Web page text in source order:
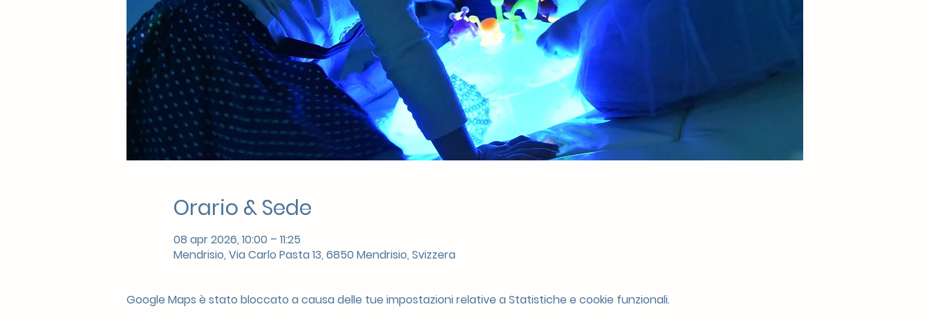
Orario & Sede
08 apr 2026, 10:00 – 11:25
Mendrisio, Via Carlo Pasta 13, 6850 Mendrisio, Svizzera
Google Maps è stato bloccato a causa delle tue impostazioni relative a Statistiche e cookie funzionali.